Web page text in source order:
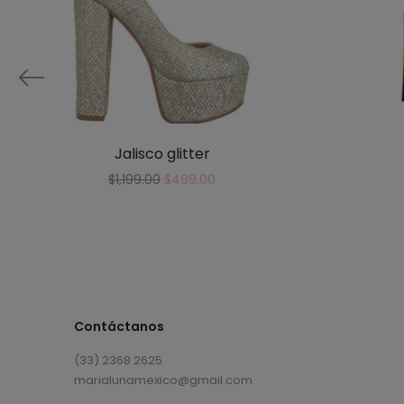
Jalisco glitter
$1,199.00 $499.00
Contáctanos
(33) 2368 2625
marialunamexico@gmail.com